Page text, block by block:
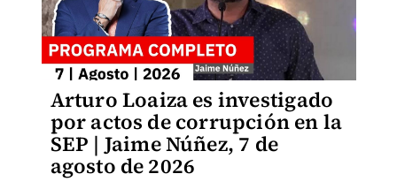
Arturo Loaiza es investigado
por actos de corrupción en la
SEP | Jaime Núñez, 7 de
agosto de 2026